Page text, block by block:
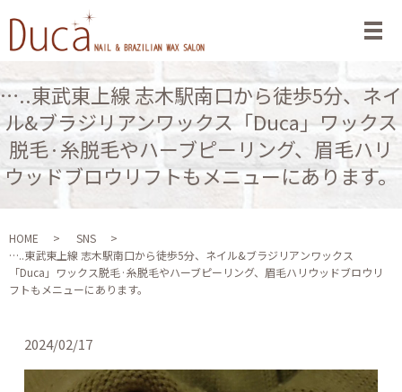
メ
…..東武東上線 志木駅南口から徒歩5分、ネイ
ル&ブラジリアンワックス「Duca」ワックス
脱毛·糸脱毛やハーブピーリング、眉毛ハリ
ウッドブロウリフトもメニューにあります。
HOME
SNS
…..東武東上線 志木駅南口から徒歩5分、ネイル&ブラジリアンワックス
「Duca」ワックス脱毛·糸脱毛やハーブピーリング、眉毛ハリウッドブロウリ
フトもメニューにあります。
2024/02/17